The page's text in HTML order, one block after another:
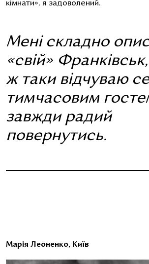
кімнати», я задоволений.
Мені складно
«свій»
ж таки відчуваю
тимчасовим
завжди радий
повернутись.
Марія Леоненко, Київ